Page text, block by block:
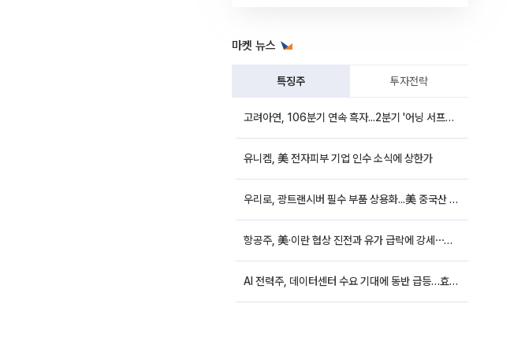
마켓 뉴스
특징주 투자전략
고려아연, 106분기 연속 흑자...2분기 '어닝 서프라이즈'에 장 초반 12%대 강세
유니켐, 美 전자피부 기업 인수 소식에 상한가
우리로, 광트랜시버 필수 부품 상용화...美 중국산 퇴출 추진에 상승세
항공주, 美·이란 협상 진전과 유가 급락에 강세⋯한진칼 8%↑
AI 전력주, 데이터센터 수요 기대에 동반 급등…효성중공업 10%↑